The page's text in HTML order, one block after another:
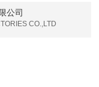
公司
CO.,LTD